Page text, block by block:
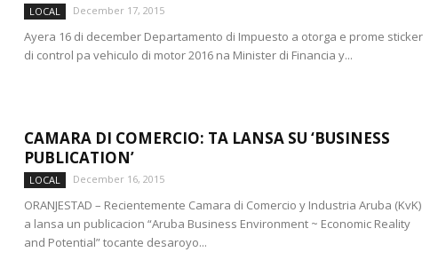
LOCAL December 17, 2015
Ayera 16 di december Departamento di Impuesto a otorga e prome sticker
di control pa vehiculo di motor 2016 na Minister di Financia y...
CAMARA DI COMERCIO: TA LANSA SU ‘BUSINESS
PUBLICATION’
LOCAL December 16, 2015
ORANJESTAD – Recientemente Camara di Comercio y Industria Aruba (KvK)
a lansa un publicacion “Aruba Business Environment ~ Economic Reality
and Potential” tocante desaroyo...